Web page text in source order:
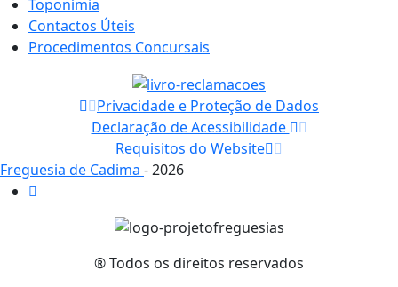
Toponímia
Contactos Úteis
Procedimentos Concursais
Privacidade e Proteção de Dados
Declaração de Acessibilidade
Requisitos do Website
Freguesia de Cadima - 2026
® Todos os direitos reservados